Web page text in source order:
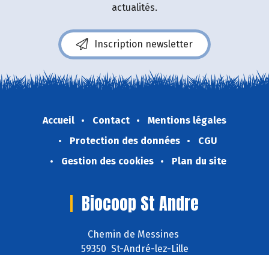
actualités.
Inscription newsletter
Accueil Contact
Mentions légales
Protection des données
CGU
Gestion des cookies
Plan du site
Biocoop St Andre
Chemin de Messines
59350 St-André-lez-Lille